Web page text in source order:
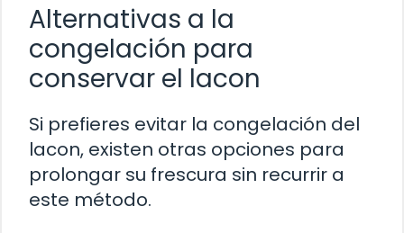
Alternativas a la
congelación para
conservar el lacon
Si prefieres evitar la congelación del
lacon, existen otras opciones para
prolongar su frescura sin recurrir a
este método.